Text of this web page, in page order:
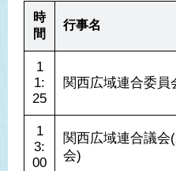
時
間
行事名
1
1:
25
関西広域連合委員
1
3:
00
関西広域連合議会
会)